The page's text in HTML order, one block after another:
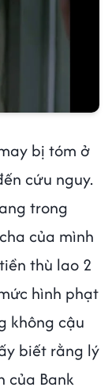
bị tóm ở
cứu nguy.
trong
của mình
thù lao 2
hình phạt
không cậu
biết rằng lý
của Bank